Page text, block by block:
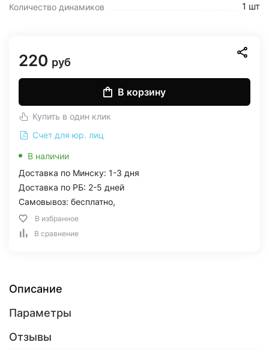
Количество динамиков 1 шт
220 руб
В корзину
Купить в один клик
Счет для юр. лиц
В наличии
Доставка по Минску: 1-3 дня
Доставка по РБ: 2-5 дней
Самовывоз: бесплатно,
В избранное
В сравнение
Описание
Параметры
Отзывы